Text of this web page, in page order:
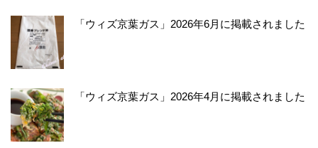
「ウィズ京葉ガス」2026年6月に掲載されました
「ウィズ京葉ガス」2026年4月に掲載されました